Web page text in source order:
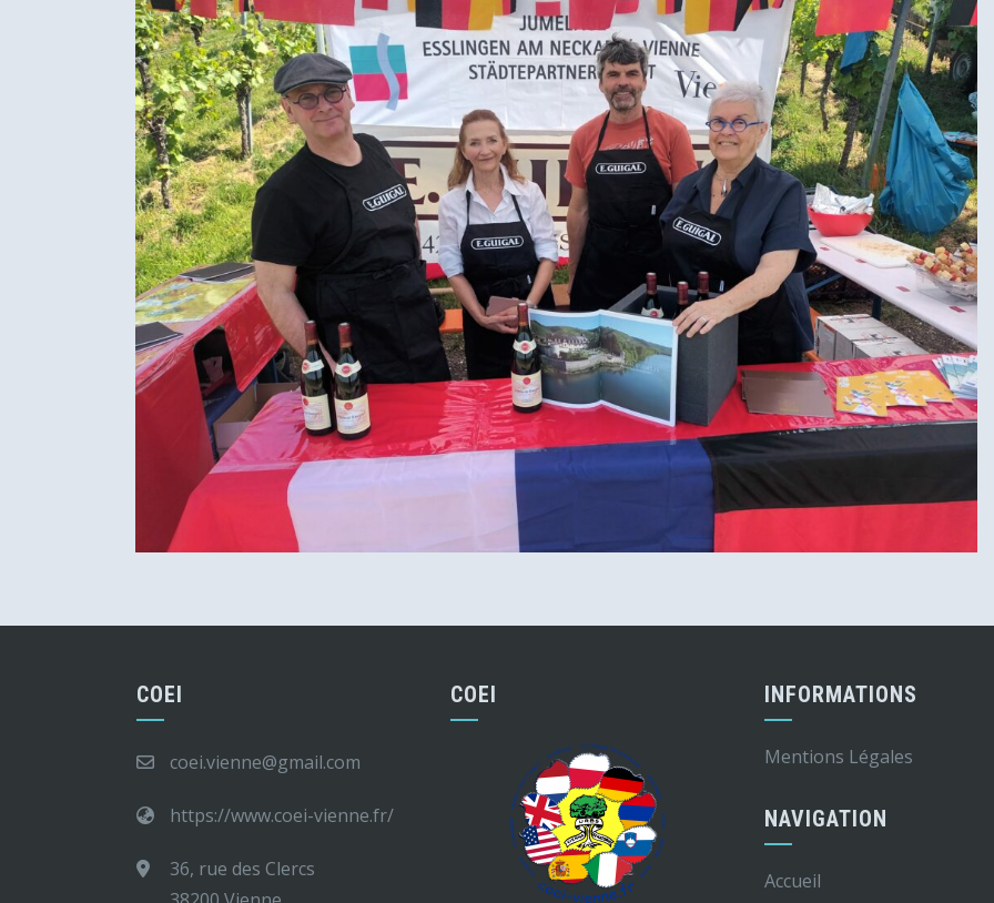
COEI
coei.vienne@gmail.com
https://www.coei-vienne.fr/
36, rue des Clercs
COEI INFORMATIONS
Mentions Légales
NAVIGATION
Accueil